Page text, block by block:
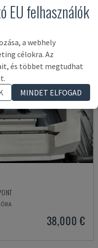
38,000 €
EU felhasználók
a webhely
célokra. Az
és többet megtudhat
MINDET ELFOGAD